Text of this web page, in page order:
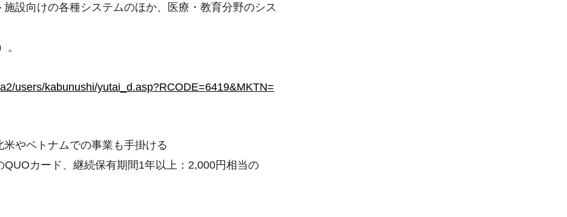
設向けの各種システムのほか、医療・教育分野のシス
。
users/kabunushi/yutai_d.asp?RCODE=6419&MKTN=
米やベトナムでの事業も手掛ける
カード、継続保有期間1年以上：2,000円相当の